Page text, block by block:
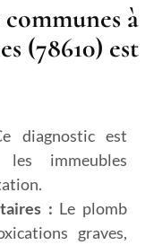
à
(78610) est
diagnostic est
immeubles
: Le plomb
graves,